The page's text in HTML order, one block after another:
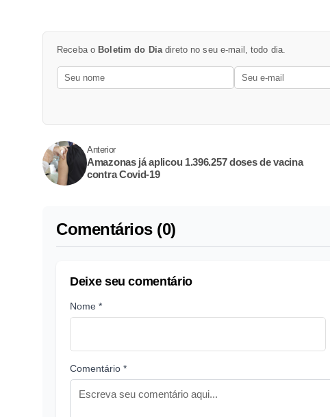
Receba o Boletim do Diadireto no seu e-mail, todo dia.
Anterior
Amazonas já aplicou 1.396.257 doses de vacina
contra Covid-19
Comentários (0)
Deixe seu comentário
Nome *
Comentário *